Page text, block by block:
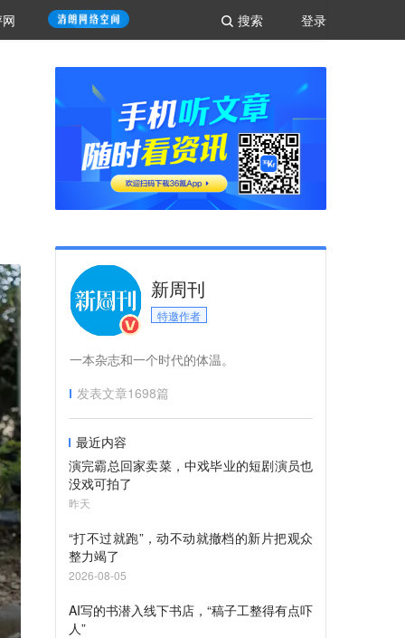
登录
搜索
新周刊
特邀作者
一本杂志和一个时代的体温。
发表文章1698篇
最近内容
演完霸总回家卖菜，中戏毕业的短剧演员也
没戏可拍了
昨天
“打不过就跑”，动不动就撤档的新片把观众
整力竭了
2026-08-05
AI写的书潜入线下书店，“稿子工整得有点吓
人”